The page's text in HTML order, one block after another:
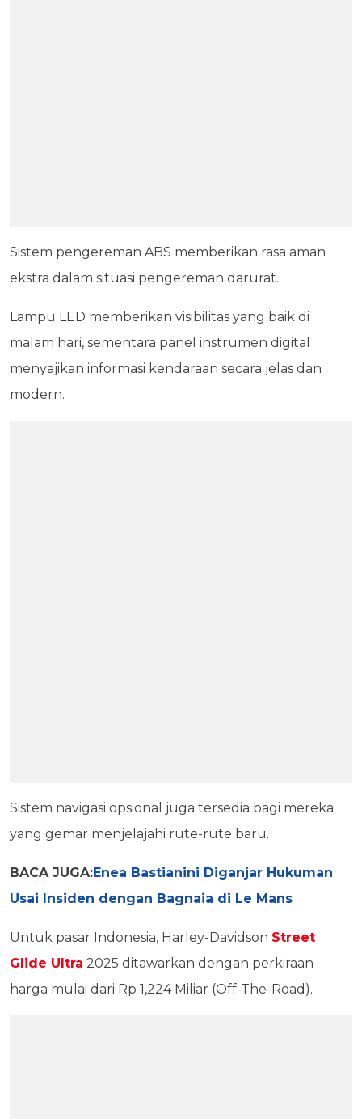
Sistem pengereman ABS memberikan rasa aman
ekstra dalam situasi pengereman darurat.
Lampu LED memberikan visibilitas yang baik di
malam hari, sementara panel instrumen digital
menyajikan informasi kendaraan secara jelas dan
modern.
Sistem navigasi opsional juga tersedia bagi mereka
yang gemar menjelajahi rute-rute baru.
BACA JUGA:Enea Bastianini Diganjar Hukuman
Usai Insiden dengan Bagnaia di Le Mans
Untuk pasar Indonesia, Harley-Davidson Street
Glide Ultra 2025 ditawarkan dengan perkiraan
harga mulai dari Rp 1,224 Miliar (Off-The-Road).